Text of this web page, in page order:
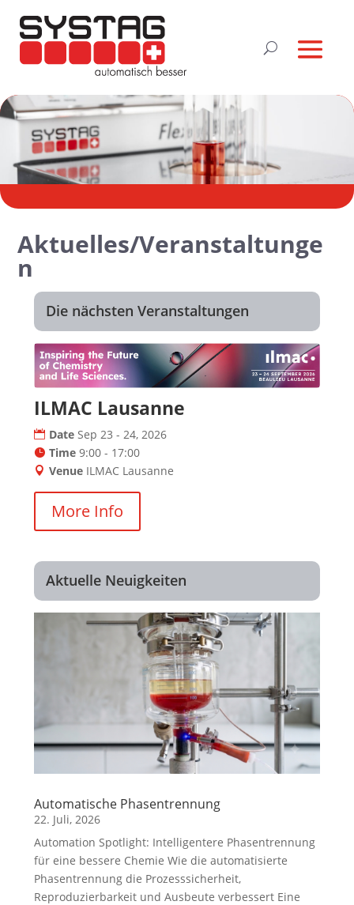
Aktuelles/Veranstaltunge
n
Die nächsten Veranstaltungen
ILMAC Lausanne
Date Sep 23 - 24, 2026
Time 9:00 - 17:00
Venue ILMAC Lausanne
More Info
Aktuelle Neuigkeiten
Automatische Phasentrennung
22. Juli, 2026
Automation Spotlight: Intelligentere Phasentrennung
für eine bessere Chemie Wie die automatisierte
Phasentrennung die Prozesssicherheit,
Reproduzierbarkeit und Ausbeute verbessert Eine